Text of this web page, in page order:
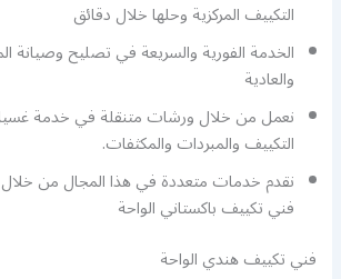
التكييف المركزية وحلها خلال دقائق
الخدمة الفورية والسريعة في تصليح وصيانة
والعادية
نعمل من خلال ورشات متنقلة في خدمة
التكييف والمبردات والمكثفات.
نقدم خدمات متعددة في هذا المجال من
فني تكييف باكستاني الواحة
فني تكييف هندي الواحة